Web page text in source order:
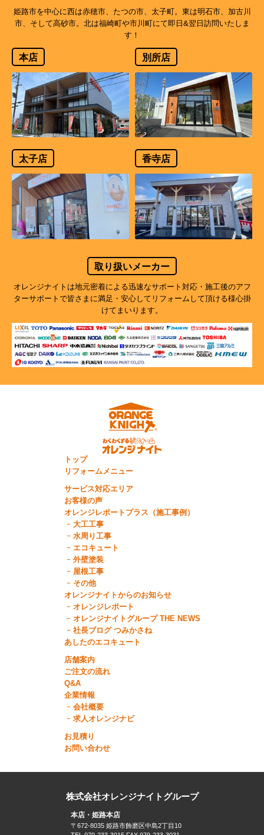
姫路市を中心に西は赤穂市、たつの市、太子町。東は明石市、加古川
市、そして高砂市。北は福崎町や市川町にて即日&翌日訪問いたしま
す！
本店 別所店
太子店 香寺店
取り扱いメーカー
オレンジナイトは地元密着による迅速なサポート対応・施工後のアフ
ターサポートで皆さまに満足・安心してリフォームして頂ける様心掛
けてまいります。
トップ
リフォームメニュー
サービス対応エリア
お客様の声
オレンジレポートプラス（施工事例）
大工工事
水周り工事
エコキュート
外壁塗装
屋根工事
その他
オレンジナイトからのお知らせ
オレンジレポート
オレンジナイトグループ THE NEWS
社長ブログ つみかさね
あしたのエコキュート
店舗案内
ご注文の流れ
Q&A
企業情報
会社概要
求人オレンジナビ
お見積り
お問い合わせ
株式会社オレンジナイトグループ
本店・姫路本店
〒672-8035 姫路市飾磨区中島2丁目10